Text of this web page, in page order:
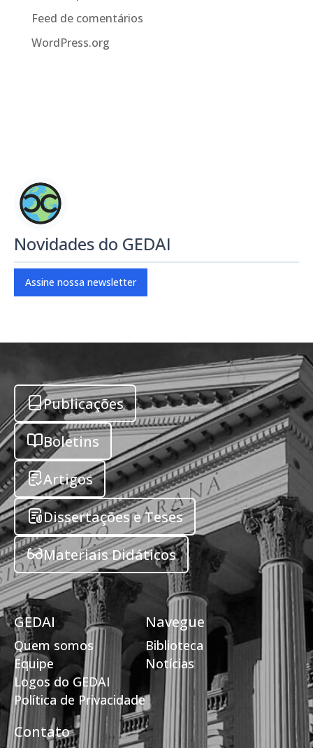
Feed de comentários
WordPress.org
Novidades do GEDAI
Assine nossa newsletter
Publicações
Boletins
Artigos
Dissertações e Teses
Materiais Didáticos
GEDAI
Quem somos
Equipe
Logos do GEDAI
Política de Privacidade
Navegue
Biblioteca
Notícias
Contato